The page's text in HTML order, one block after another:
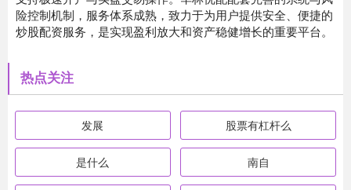
险控制机制，服务体系成熟，致力于为用户提供安全、便捷的
炒股配资服务，是实现盈利放大和资产稳健增长的重要平台。
热点关注
发展 股票有杠杆么
是什么 南自